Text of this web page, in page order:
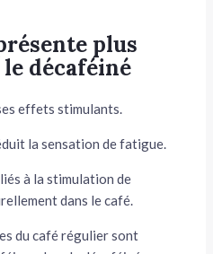
plus
le décaféiné
effets stimulants.
la sensation de fatigue.
à la stimulation de
dans le café.
du café régulier sont